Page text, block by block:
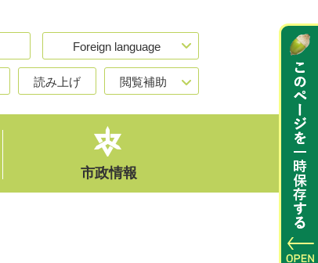
Foreign language
読み上げ 閲覧補助
市政情報